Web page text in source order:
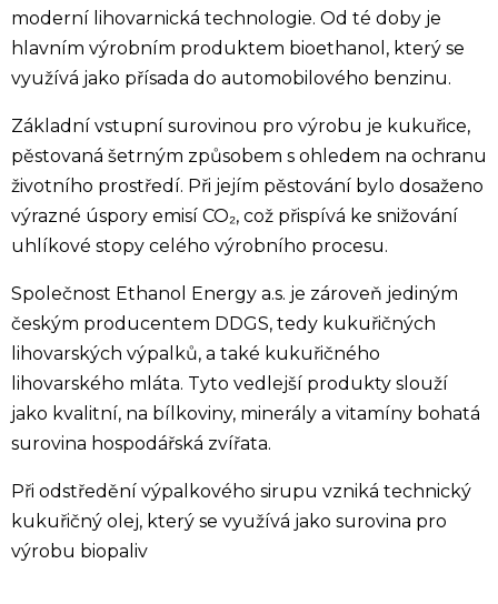
moderní lihovarnická technologie. Od té doby je
hlavním výrobním produktem bioethanol, který se
využívá jako přísada do automobilového benzinu.
Základní vstupní surovinou pro výrobu je kukuřice,
pěstovaná šetrným způsobem s ohledem na ochranu
životního prostředí. Při jejím pěstování bylo dosaženo
výrazné úspory emisí CO₂, což přispívá ke snižování
uhlíkové stopy celého výrobního procesu.
Společnost Ethanol Energy a.s. je zároveň jediným
českým producentem DDGS, tedy kukuřičných
lihovarských výpalků, a také kukuřičného
lihovarského mláta. Tyto vedlejší produkty slouží
jako kvalitní, na bílkoviny, minerály a vitamíny bohatá
surovina hospodářská zvířata.
Při odstředění výpalkového sirupu vzniká technický
kukuřičný olej, který se využívá jako surovina pro
výrobu biopaliv